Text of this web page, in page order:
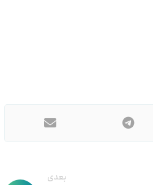
بعدی